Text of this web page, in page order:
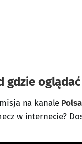
na kanale
w internecie?